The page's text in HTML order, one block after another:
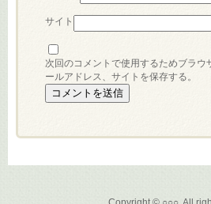
サイト
次回のコメントで使用するためブラウ
ールアドレス、サイトを保存する。